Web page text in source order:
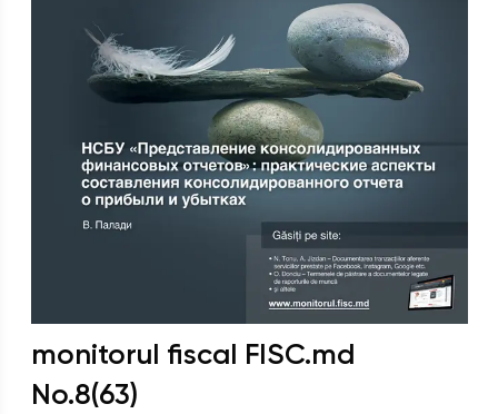
monitorul fiscal FISC.md
No.8(63)